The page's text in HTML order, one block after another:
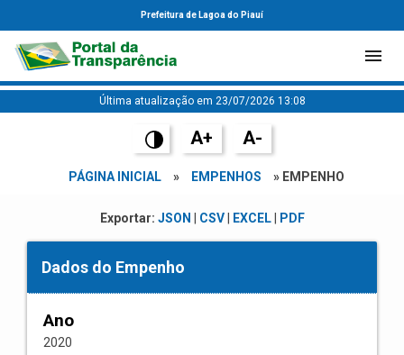
Prefeitura de Lagoa do Piauí
Última atualização em 23/07/2026 13:08
A+ A-
PÁGINA INICIAL » EMPENHOS » EMPENHO
Exportar: JSON CSV| EXCEL| PDF
Dados do Empenho
Ano
2020